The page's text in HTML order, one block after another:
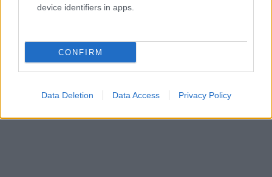
device identifiers in apps.
CONFIRM
Data Deletion Data Access Privacy Policy
Η Google θέτει σε λειτουργία το ηλεκτρονικό
πορτοφόλι για παιδιά